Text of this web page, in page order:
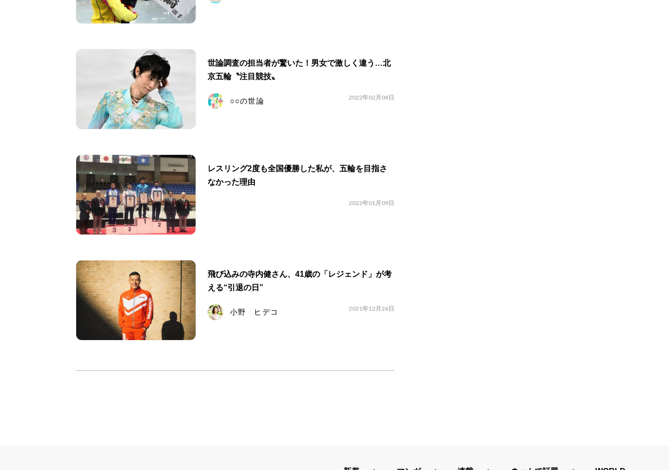
世論調査の担当者が驚いた！男女で激しく違う…北
京五輪〝注目競技〟
○○の世論 2022年02月04日
レスリング2度も全国優勝した私が、五輪を目指さ
なかった理由
2022年01月09日
飛び込みの寺内健さん、41歳の「レジェンド」が考
える“引退の日”
小野 ヒデコ 2021年12月26日